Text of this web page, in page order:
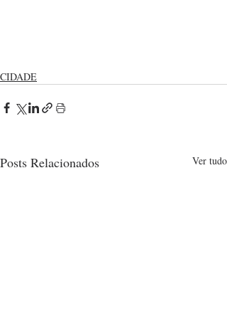
CIDADE
Posts Relacionados Ver tudo